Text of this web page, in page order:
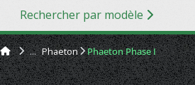
Rechercher par modèle
Phaeton Phaeton Phase I